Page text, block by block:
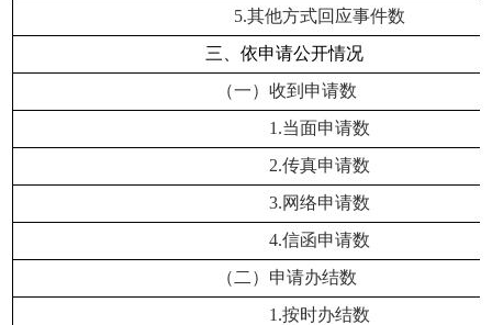
5.其他方式回应事件数
三、依申请公开情况
（一）收到申请数
1.当面申请数
2.传真申请数
3.网络申请数
4.信函申请数
（二）申请办结数
1.按时办结数